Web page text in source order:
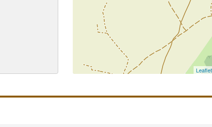
Leaflet